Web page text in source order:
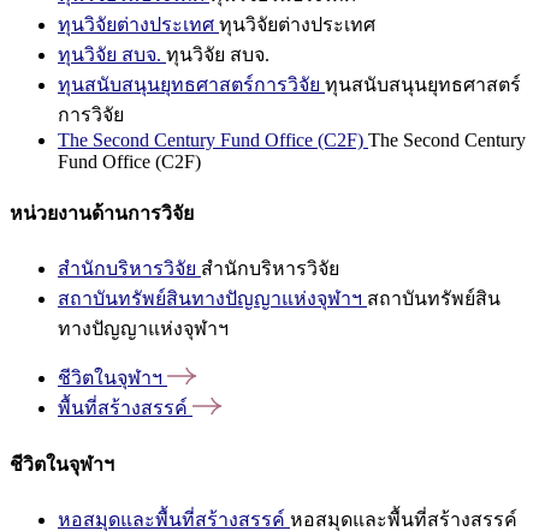
ทุนวิจัยต่างประเทศ ทุนวิจัยต่างประเทศ
ทุนวิจัย สบจ. ทุนวิจัย สบจ.
ทุนสนับสนุนยุทธศาสตร์การวิจัย ทุนสนับสนุนยุทธศาสตร์
การวิจัย
The Second Century Fund Office (C2F) The Second Century
Fund Office (C2F)
หน่วยงานด้านการวิจัย
สำนักบริหารวิจัย สำนักบริหารวิจัย
สถาบันทรัพย์สินทางปัญญาแห่งจุฬาฯ สถาบันทรัพย์สิน
ทางปัญญาแห่งจุฬาฯ
ชีวิตในจุฬาฯ
พื้นที่สร้างสรรค์
ชีวิตในจุฬาฯ
หอสมุดและพื้นที่สร้างสรรค์ หอสมุดและพื้นที่สร้างสรรค์